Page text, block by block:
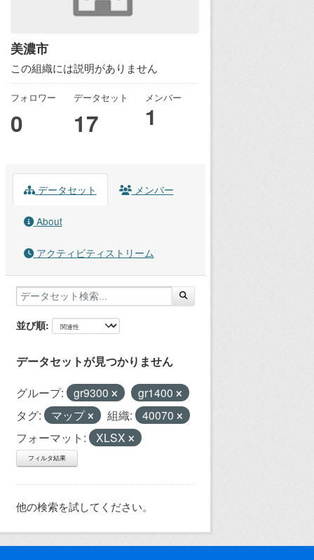
美濃市
この組織には説明がありません
フォロワー
0
データセット
17
メンバー
1
データセット メンバー
About
アクティビティストリーム
並び順
データセットが見つかりません
グループ: gr9300
gr1400
タグ:
マップ 組織:
40070
フォーマット:
XLSX
フィルタ結果
他の検索を試してください。